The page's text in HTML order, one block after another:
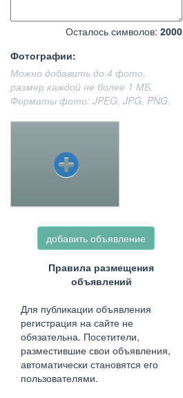
Осталось символов: 2000
Фотографии:
Можно добавить до 4 фото,
размер каждой не более 1 МБ.
Форматы фото: JPEG, JPG, PNG.
добавить объявление
Правила размещения
объявлений
Для публикации объявления
регистрация на сайте не
обязательна. Посетители,
разместившие свои объявления,
автоматически становятся его
пользователями.